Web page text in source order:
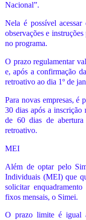
Nacional”.
Nela é possível
observações e
no programa.
O prazo regulamentar
e, após a confirmação
retroativo ao dia 1º de
Para novas empresas, é
30 dias após a
de 60 dias de
retroativo.
MEI
Além de optar pelo
Individuais (MEI) que
solicitar
fixos mensais, o Simei.
O prazo limite é igual